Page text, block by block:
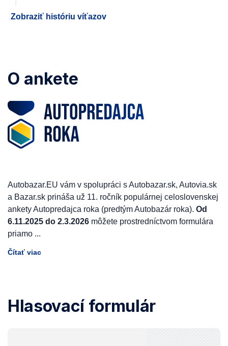
Zobraziť históriu víťazov
O ankete
Autobazar.EU vám v spolupráci s Autobazar.sk, Autovia.sk
a Bazar.sk prináša už 11. ročník populárnej celoslovenskej
ankety Autopredajca roka (predtým Autobazár roka). Od
6.11.2025 do 2.3.2026 môžete prostredníctvom formulára
priamo ...
Čítať viac
Hlasovací formulár